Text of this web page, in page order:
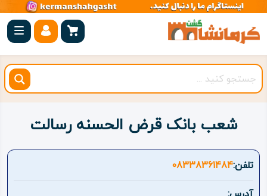
صفحه
اصلی
کرمانشاه
شهرستان
بیستون
روستاهای
شعب بانک قرض الحسنه رسالت
تلفن:08338361484